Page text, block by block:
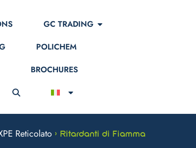
GC TRADING
POLICHEM
BROCHURES
Reticolato > Ritardanti di Fiamma